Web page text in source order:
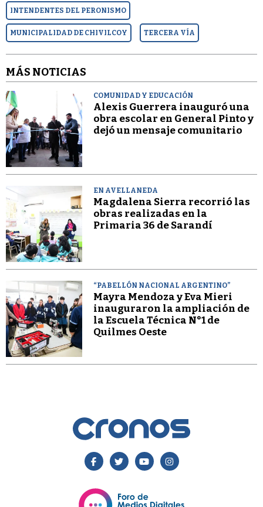
INTENDENTES DEL PERONISMO
MUNICIPALIDAD DE CHIVILCOY TERCERA VÍA
MÁS NOTICIAS
COMUNIDAD Y EDUCACIÓN
Alexis Guerrera inauguró una
obra escolar en General Pinto y
dejó un mensaje comunitario
EN AVELLANEDA
Magdalena Sierra recorrió las
obras realizadas en la
Primaria 36 de Sarandí
“PABELLÓN NACIONAL ARGENTINO”
Mayra Mendoza y Eva Mieri
inauguraron la ampliación de
la Escuela Técnica N°1 de
Quilmes Oeste